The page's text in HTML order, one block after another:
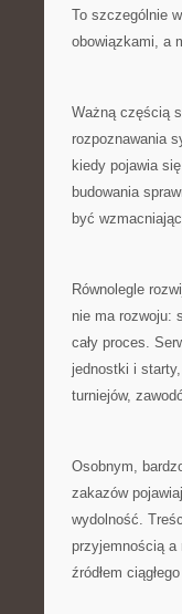
To szczególnie
obowiązkami, a
Ważną częścią
rozpoznawania
kiedy pojawia
budowania
być
Równolegle
nie ma rozwoju:
cały proces.
jednostki i
turniejów,
Osobnym,
zakazów
wydolność.
przyjemnością a
źródłem